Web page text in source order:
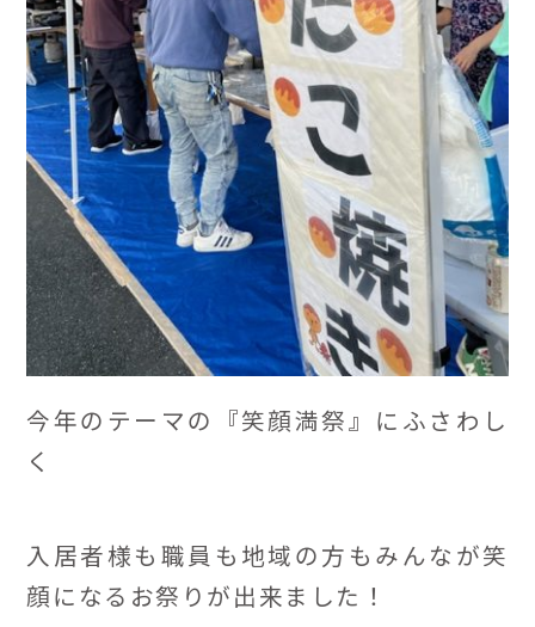
今年のテーマの『笑顔満祭』にふさわし
く
入居者様も職員も地域の方もみんなが笑
顔になるお祭りが出来ました！